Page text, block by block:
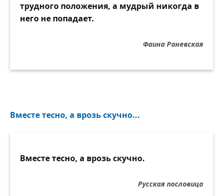
трудного положения, а мудрый никогда в
него не попадает.
Фаина Раневская
Вместе тесно, а врозь скучно...
Вместе тесно, а врозь скучно.
Русская пословица